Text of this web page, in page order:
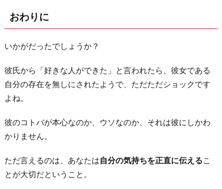
おわりに
いかがだったでしょうか？
彼氏から「好きな人ができた」と言われたら、彼女である
自分の存在を無しにされたようで、ただただショックです
よね。
彼のコトバが本心なのか、ウソなのか、それは彼にしかわ
かりません。
ただ言えるのは、あなたは自分の気持ちを正直に伝えるこ
とが大切だということ。